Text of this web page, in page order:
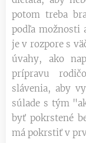
potom treba
podľa možnosti
je v rozpore s
úvahy, ako
prípravu
slávenia, aby
súlade s tým
byť pokrstené
má pokrstiť v